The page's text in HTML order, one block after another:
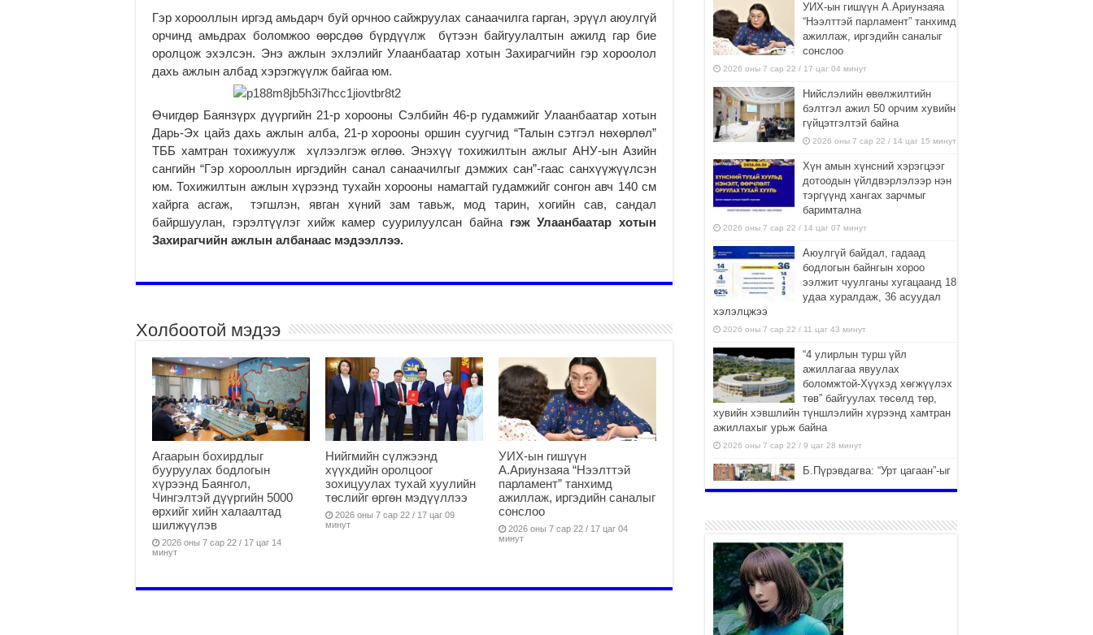
Гэр хорооллын иргэд амьдарч буй орчноо сайжруулах санаачилга гарган, эрүүл аюулгүй
орчинд амьдрах боломжоо өөрсдөө бүрдүүлж бүтээн байгуулалтын ажилд гар бие
оролцож эхэлсэн. Энэ ажлын эхлэлийг Улаанбаатар хотын Захирагчийн гэр хороолол
дахь ажлын албад хэрэгжүүлж байгаа юм.
Өчигдөр Баянзүрх дүүргийн 21-р хорооны Сэлбийн 46-р гудамжийг Улаанбаатар хотын
Дарь-Эх цайз дахь ажлын алба, 21-р хорооны оршин суугчид “Талын сэтгэл нөхөрлөл”
ТББ хамтран тохижуулж хүлээлгэж өглөө. Энэхүү тохижилтын ажлыг АНУ-ын Азийн
сангийн “Гэр хорооллын иргэдийн санал санаачилгыг дэмжих сан”-гаас санхүүжүүлсэн
юм. Тохижилтын ажлын хүрээнд тухайн хорооны намагтай гудамжийг сонгон авч 140 см
хайрга асгаж, тэгшлэн, явган хүний зам тавьж, мод тарин, хогийн сав, сандал
байршуулан, гэрэлтүүлэг хийж камер суурилуулсан байна гэж Улаанбаатар хотын
Захирагчийн ажлын албанаас мэдээллээ.
Холбоотой мэдээ
Агаарын бохирдлыг
бууруулах бодлогын
хүрээнд Баянгол,
Чингэлтэй дүүргийн 5000
өрхийг хийн халаалтад
шилжүүлэв
2026 оны 7 сар 22 / 17 цаг 14
минут
Нийгмийн сүлжээнд
хүүхдийн оролцоог
зохицуулах тухай хуулийн
төслийг өргөн мэдүүллээ
2026 оны 7 сар 22 / 17 цаг 09
минут
УИХ-ын гишүүн
А.Ариунзаяа “Нээлттэй
парламент” танхимд
ажиллаж, иргэдийн саналыг
сонслоо
2026 оны 7 сар 22 / 17 цаг 04
минут
УИХ-ын гишүүн А.Ариунзаяа
“Нээлттэй парламент” танхимд
ажиллаж, иргэдийн саналыг
сонслоо
2026 оны 7 сар 22 / 17 цаг 04 минут
Нийслэлийн өвөлжилтийн
бэлтгэл ажил 50 орчим хувийн
гүйцэтгэлтэй байна
2026 оны 7 сар 22 / 14 цаг 15 минут
Хүн амын хүнсний хэрэгцээг
дотоодын үйлдвэрлэлээр нэн
тэргүүнд хангах зарчмыг
баримтална
2026 оны 7 сар 22 / 14 цаг 07 минут
Аюулгүй байдал, гадаад
бодлогын байнгын хороо
ээлжит чуулганы хугацаанд 18
удаа хуралдаж, 36 асуудал
хэлэлцжээ
2026 оны 7 сар 22 / 11 цаг 43 минут
“4 улирлын турш үйл
ажиллагаа явуулах
боломжтой-Хүүхэд хөгжүүлэх
төв” байгуулах төсөлд төр,
хувийн хэвшлийн түншлэлийн хүрээнд хамтран
ажиллахыг урьж байна
2026 оны 7 сар 22 / 9 цаг 28 минут
Б.Пүрэвдагва: “Урт цагаан”-ыг
2026 оны 7 сар 21 / 16 цаг 47 минут
Тусгай замын автобус /BRT/
төслийн удирдах хорооны
ээлжит хуралдаан боллоо
2026 оны 7 сар 21 / 16 цаг 43 минут
Ерөнхий сайд Н.Учрал БНХАУ-